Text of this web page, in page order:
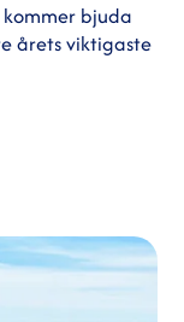
bjuda
årets viktigaste